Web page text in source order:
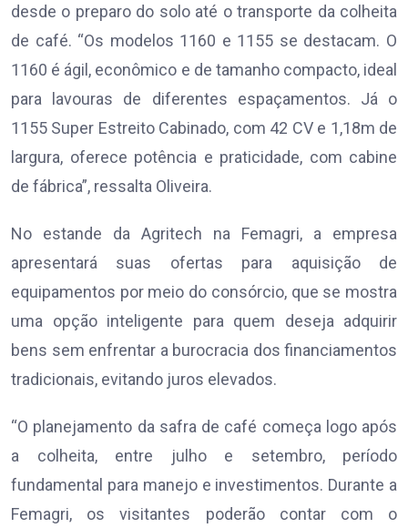
desde o preparo do solo até o transporte da colheita
de café. “Os modelos 1160 e 1155 se destacam. O
1160 é ágil, econômico e de tamanho compacto, ideal
para lavouras de diferentes espaçamentos. Já o
1155 Super Estreito Cabinado, com 42 CV e 1,18m de
largura, oferece potência e praticidade, com cabine
de fábrica”, ressalta Oliveira.
No estande da Agritech na Femagri, a empresa
apresentará suas ofertas para aquisição de
equipamentos por meio do consórcio, que se mostra
uma opção inteligente para quem deseja adquirir
bens sem enfrentar a burocracia dos financiamentos
tradicionais, evitando juros elevados.
“O planejamento da safra de café começa logo após
a colheita, entre julho e setembro, período
fundamental para manejo e investimentos. Durante a
Femagri, os visitantes poderão contar com o